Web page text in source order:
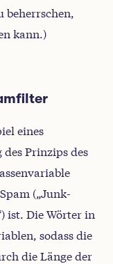
beherrschen,
kann.)
eines
Prinzips des
(„Junk-
ist. Die Wörter in
sodass die
die Länge der